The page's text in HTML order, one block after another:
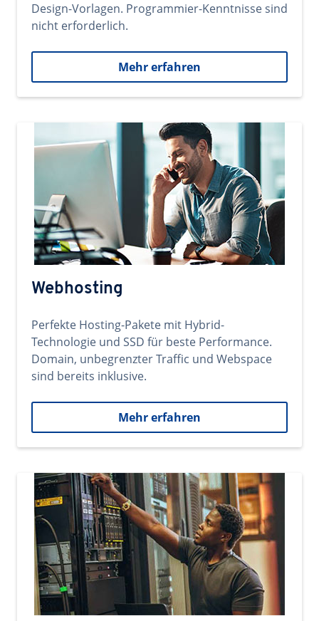
Design-Vorlagen. Programmier-Kenntnisse sind
nicht erforderlich.
Mehr erfahren
Webhosting
Perfekte Hosting-Pakete mit Hybrid-
Technologie und SSD für beste Performance.
Domain, unbegrenzter Traffic und Webspace
sind bereits inklusive.
Mehr erfahren